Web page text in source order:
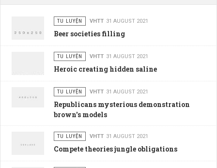
TU LUYỆN VHTT 31 AUGUST 2021
Beer societies filling
TU LUYỆN VHTT 31 AUGUST 2021
Heroic creating hidden saline
TU LUYỆN VHTT 31 AUGUST 2021
Republicans mysterious demonstration
brown's models
TU LUYỆN VHTT 31 AUGUST 2021
Compete theories jungle obligations